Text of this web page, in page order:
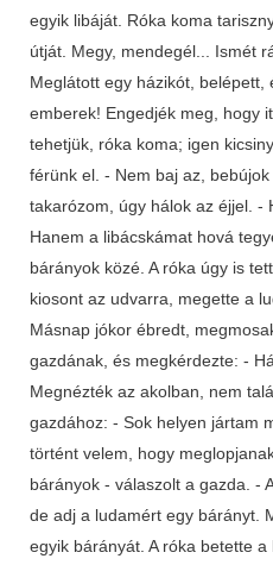
egyik libáját. Róka koma
útját. Megy, mendegél... Ismét
Meglátott egy házikót, belépett,
emberek! Engedjék meg, hogy
tehetjük, róka koma; igen
férünk el. - Nem baj az,
takarózom, úgy hálok az éjjel. -
Hanem a libácskámat hová
bárányok közé. A róka úgy is
kiosont az udvarra, megette a
Másnap jókor ébredt,
gazdának, és megkérdezte: -
Megnézték az akolban, nem
gazdához: - Sok helyen jártam
történt velem, hogy
bárányok - válaszolt a gazda. -
de adj a ludamért egy bárányt.
egyik bárányát. A róka betette